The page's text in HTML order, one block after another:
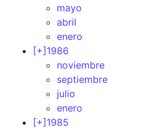
mayo
abril
enero
[+] 1986
noviembre
septiembre
julio
enero
[+] 1985